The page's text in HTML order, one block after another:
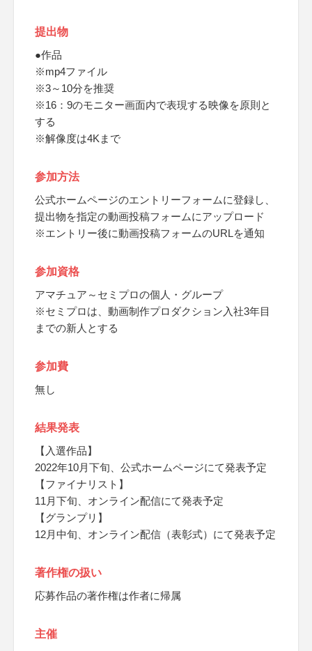
提出物
●作品
※mp4ファイル
※3～10分を推奨
※16：9のモニター画面内で表現する映像を原則と
する
※解像度は4Kまで
参加方法
公式ホームページのエントリーフォームに登録し、
提出物を指定の動画投稿フォームにアップロード
※エントリー後に動画投稿フォームのURLを通知
参加資格
アマチュア～セミプロの個人・グループ
※セミプロは、動画制作プロダクション入社3年目
までの新人とする
参加費
無し
結果発表
【入選作品】
2022年10月下旬、公式ホームページにて発表予定
【ファイナリスト】
11月下旬、オンライン配信にて発表予定
【グランプリ】
12月中旬、オンライン配信（表彰式）にて発表予定
著作権の扱い
応募作品の著作権は作者に帰属
主催